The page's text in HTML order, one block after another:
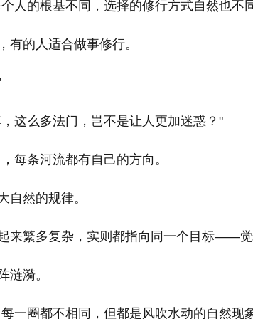
人的根基不同，选择的修行方式自然也不同
有的人适合做事修行。
这么多法门，岂不是让人更加迷惑？"
每条河流都有自己的方向。
自然的规律。
来繁多复杂，实则都指向同一个目标——
涟漪。
一圈都不相同，但都是风吹水动的自然现象